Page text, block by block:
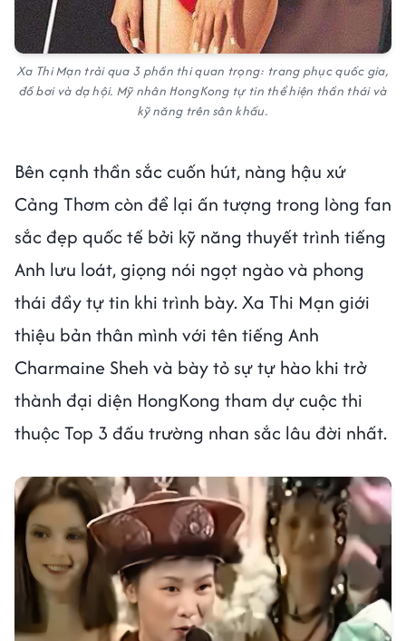
Xa Thi Mạn trải qua 3 phần thi quan trọng: trang phục quốc gia,
đồ bơi và dạ hội. Mỹ nhân HongKong tự tin thể hiện thần thái và
kỹ năng trên sân khấu.
Bên cạnh thần sắc cuốn hút, nàng hậu xứ
Cảng Thơm còn để lại ấn tượng trong lòng fan
sắc đẹp quốc tế bởi kỹ năng thuyết trình tiếng
Anh lưu loát, giọng nói ngọt ngào và phong
thái đầy tự tin khi trình bày. Xa Thi Mạn giới
thiệu bản thân mình với tên tiếng Anh
Charmaine Sheh và bày tỏ sự tự hào khi trở
thành đại diện HongKong tham dự cuộc thi
thuộc Top 3 đấu trường nhan sắc lâu đời nhất.